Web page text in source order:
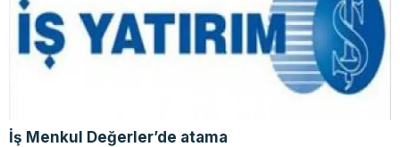
İş Menkul Değerler’de atama